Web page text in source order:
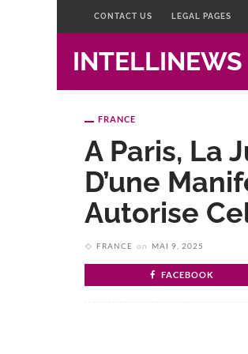
CONTACT US LEGAL PAGES
INTELLINEWS
FRANCE
A Paris, La
D’une
Autorise
FRANCE on MAI 9, 2025
FACEBOOK